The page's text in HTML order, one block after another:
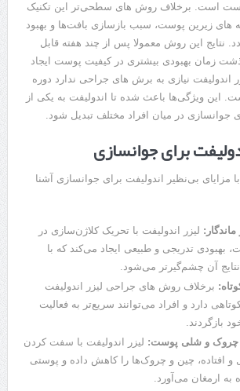
است. برخلاف روش ‌های سطحی‌تر این تکنیک
‌های زیرین پوست، سبب بازسازی بافت‌ها و بهبود
نتایج این روش معمولا پس از چند هفته قابل
زمان بهبودی بیشتری در کیفیت پوست ایجاد
اندولیفت نیازی به برش ‌های جراحی ندارد دوره
این ویژگی‌ها باعث شده تا اندولیفت به یکی از
در میان افراد مختلف تبدیل شود.
برای جوانسازی
مزایای بی‌نظیر اندولیفت برای جوانسازی آشنا
لیزر اندولیفت با تحریک کلاژن‌سازی در
بهبودی تدریجی و طبیعی ایجاد می‌کند که با
آن چشم‌گیرتر می‌شود.
برخلاف روش ‌های جراحی لیزر اندولیفت
دارد و افراد می‌توانند سریع‌تر به فعالیت
بازگردند.
چروک و شلی پوست: لیزر اندولیفت با سفت کردن
افتاده، چین ‌و چروک‌ها را کاهش داده و پوستی
ارمغان می‌آورد.